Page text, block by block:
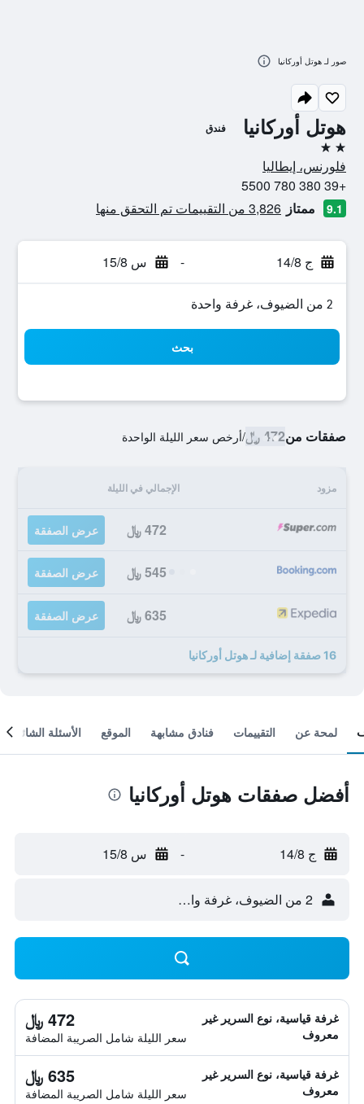
هوتل أوركانيا فندق
2 نجمتين
فلورنس، إيطاليا
+39 380 780 5500
9.1 ممتاز 3,826 من التقييمات تم التحقق منها
ج 14/8 - س 15/8
2 من الضيوف، غرفة واحدة
بحث
صفقات من472 ﷼ /أرخص سعر الليلة الواحدة
مزود الإجمالي في الليلة
472 ﷼ عرض الصفقة
545 ﷼ عرض الصفقة
635 ﷼ عرض الصفقة
16 صفقة إضافية لـ هوتل أوركانيا
صور لـ هوتل أوركانيا
لمحة عن التقييمات فنادق مشابهة الموقع الأسئلة الشائعة
أفضل صفقات هوتل أوركانيا
ج 14/8 - س 15/8
2 من الضيوف، غرفة واحدة
غرفة قياسية، نوع السرير غير
معروف
472 ﷼
سعر الليلة شامل الصريبة المضافة
غرفة قياسية، نوع السرير غير
معروف
635 ﷼
سعر الليلة شامل الصريبة المضافة